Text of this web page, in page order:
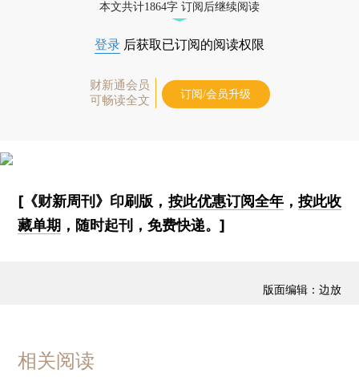
本文共计1864字 订阅后继续阅读
登录 后获取已订阅的阅读权限
财新通会员
可畅读全文
订阅/会员升级
[《财新周刊》印刷版， 按此优惠订阅全年， 按此收
藏单期 ，随时起刊，免费快递。]
版面编辑：边放
相关阅读